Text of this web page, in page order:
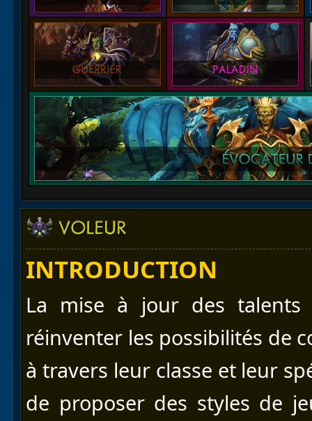
INTRODUCTION
La mise à jour des
réinventer les possibilités de
à travers leur classe et leur
de proposer des styles de